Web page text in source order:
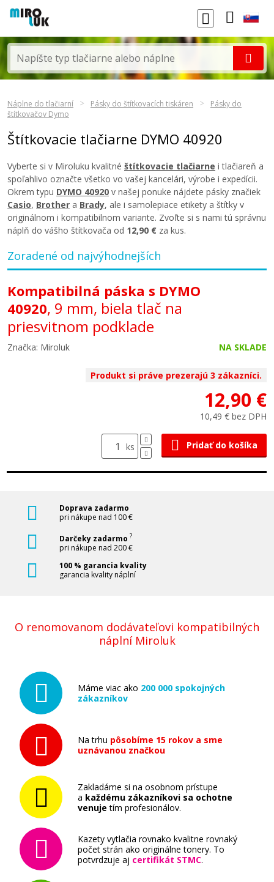
Náplne do tlačiarní Pásky do štítkovacích tiskáren
Pásky do
štítkovačov Dymo
Štítkovacie tlačiarne DYMO 40920
Vyberte si v Miroluku kvalitné štítkovacie tlačiarne i tlačiareň a
spoľahlivo označte všetko vo vašej kancelári, výrobe i expedícii.
Okrem typu DYMO 40920 v našej ponuke nájdete pásky značiek
Casio, Brother a Brady, ale i samolepiace etikety a štítky v
originálnom i kompatibilnom variante. Zvoľte si s nami tú správnu
náplň do vášho štítkovača od 12,90 € za kus.
Zoradené od najvýhodnejších
Kompatibilná páska s DYMO
40920, 9 mm, biela tlač na
priesvitnom podklade
Značka: Miroluk NA SKLADE
Produkt si práve prezerajú 3 zákazníci.
12,90 €
10,49 € bez DPH
ks Pridať do košíka
Doprava zadarmo
pri nákupe nad 100 €
Darčeky zadarmo ?
pri nákupe nad 200 €
100 % garancia kvality
garancia kvality náplní
O renomovanom dodávateľovi kompatibilných
náplní Miroluk
Máme viac ako 200 000 spokojných
zákazníkov
Na trhu pôsobíme 15 rokov a sme
uznávanou značkou
Zakladáme si na osobnom prístupe
a každému zákazníkovi sa ochotne
venuje tím profesionálov.
Kazety vytlačia rovnako kvalitne rovnaký
počet strán ako originálne tonery. To
potvrdzuje aj certifikát STMC.